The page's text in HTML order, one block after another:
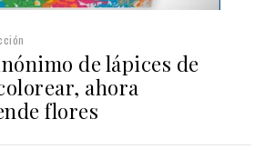
de lápices de
ahora
flores